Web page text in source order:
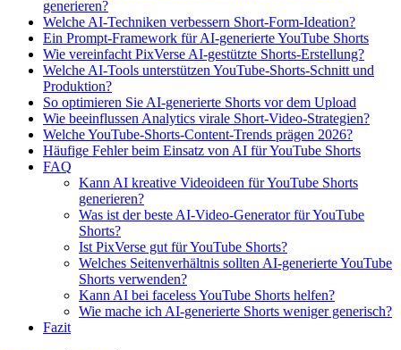
generieren?
Welche AI-Techniken verbessern Short-Form-Ideation?
Ein Prompt-Framework für AI-generierte YouTube Shorts
Wie vereinfacht PixVerse AI-gestützte Shorts-Erstellung?
Welche AI-Tools unterstützen YouTube-Shorts-Schnitt und
Produktion?
So optimieren Sie AI-generierte Shorts vor dem Upload
Wie beeinflussen Analytics virale Short-Video-Strategien?
Welche YouTube-Shorts-Content-Trends prägen 2026?
Häufige Fehler beim Einsatz von AI für YouTube Shorts
FAQ
Kann AI kreative Videoideen für YouTube Shorts
generieren?
Was ist der beste AI-Video-Generator für YouTube
Shorts?
Ist PixVerse gut für YouTube Shorts?
Welches Seitenverhältnis sollten AI-generierte YouTube
Shorts verwenden?
Kann AI bei faceless YouTube Shorts helfen?
Wie mache ich AI-generierte Shorts weniger generisch?
Fazit